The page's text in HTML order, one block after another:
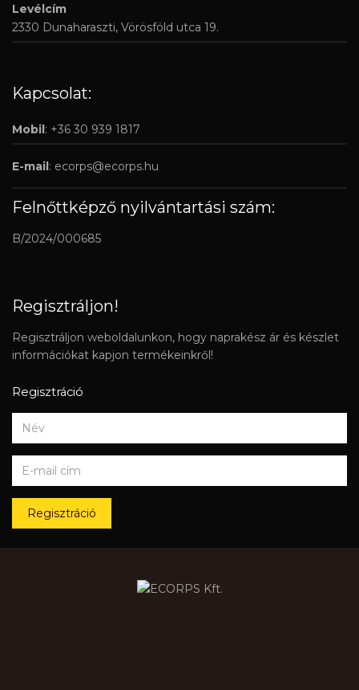
Levélcím
2330 Dunaharaszti, Vörösföld utca 19.
Kapcsolat:
Mobil: +36 30 939 1817
E-mail: ecorps@ecorps.hu
Felnőttképző nyilvántartási szám:
B/2024/000685
Regisztráljon!
Regisztráljon weboldalunkon, hogy naprakész ár és készlet
információkat kapjon termékeinkről!
Regisztráció
Regisztráció